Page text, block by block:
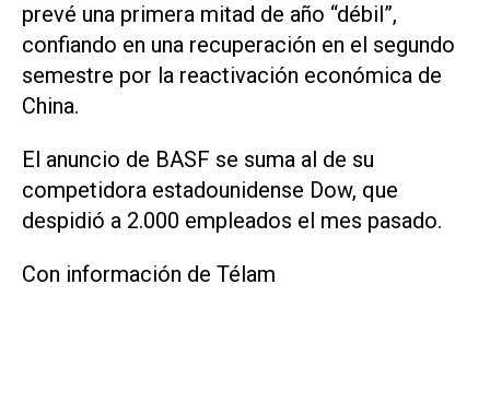
prevé una primera mitad de año “débil”,
confiando en una recuperación en el segundo
semestre por la reactivación económica de
China.
El anuncio de BASF se suma al de su
competidora estadounidense Dow, que
despidió a 2.000 empleados el mes pasado.
Con información de Télam